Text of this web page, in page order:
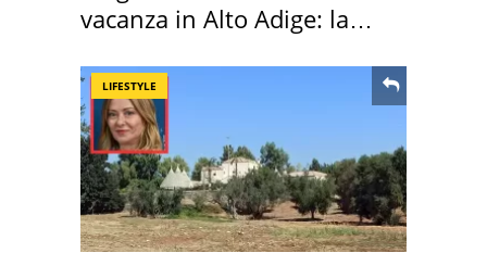
vacanza in Alto Adige: la
LIFESTYLE